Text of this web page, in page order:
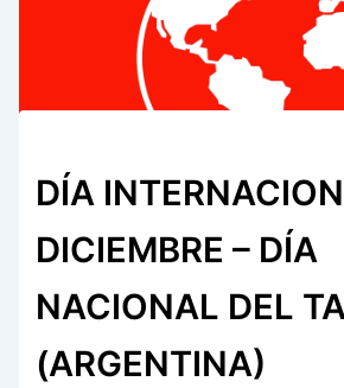
DÍA
DICIEMBRE – DÍA
NACIONAL DEL
(ARGENTINA)